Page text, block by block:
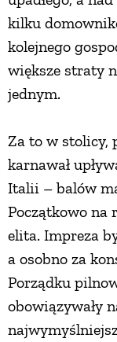
kilku
kolejnego
większe straty
jednym.
Za to w stolicy,
karnawał
Italii – balów
Początkowo na
elita. Impreza
a osobno za
Porządku
obowiązywały